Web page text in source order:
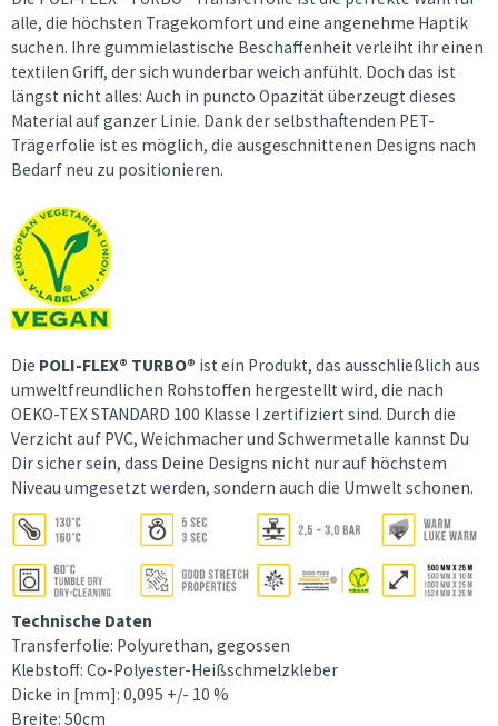
alle, die höchsten Tragekomfort und eine angenehme Haptik
suchen. Ihre gummielastische Beschaffenheit verleiht ihr einen
textilen Griff, der sich wunderbar weich anfühlt. Doch das ist
längst nicht alles: Auch in puncto Opazität überzeugt dieses
Material auf ganzer Linie. Dank der selbsthaftenden PET-
Trägerfolie ist es möglich, die ausgeschnittenen Designs nach
Bedarf neu zu positionieren.
Die POLI-FLEX® TURBO® ist ein Produkt, das ausschließlich aus
umweltfreundlichen Rohstoffen hergestellt wird, die nach
OEKO-TEX STANDARD 100 Klasse I zertifiziert sind. Durch die
Verzicht auf PVC, Weichmacher und Schwermetalle kannst Du
Dir sicher sein, dass Deine Designs nicht nur auf höchstem
Niveau umgesetzt werden, sondern auch die Umwelt schonen.
Technische Daten
Transferfolie: Polyurethan, gegossen
Klebstoff: Co-Polyester-Heißschmelzkleber
Dicke in [mm]: 0,095 +/- 10 %
Breite: 50cm